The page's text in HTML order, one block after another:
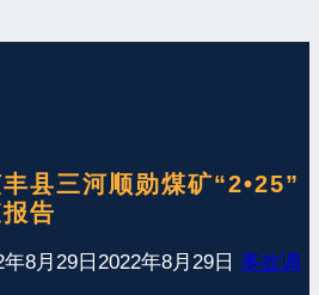
县三河顺勋煤矿“2•25”
告
8月29日 2022年8月29日 事故调